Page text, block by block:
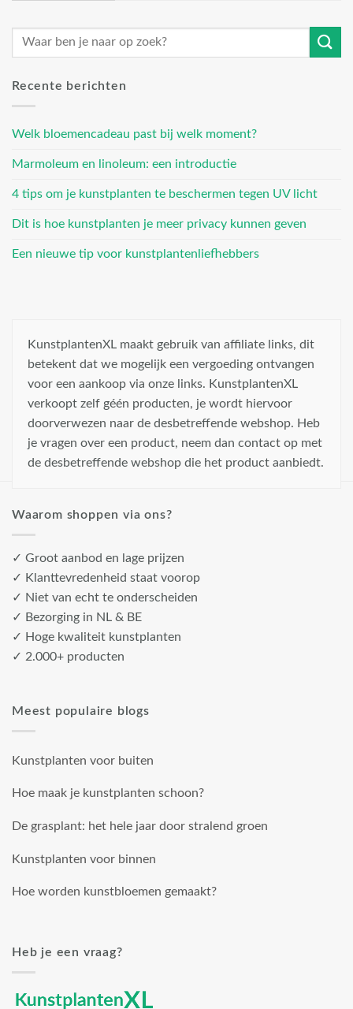
Recente berichten
Welk bloemencadeau past bij welk moment?
Marmoleum en linoleum: een introductie
4 tips om je kunstplanten te beschermen tegen UV licht
Dit is hoe kunstplanten je meer privacy kunnen geven
Een nieuwe tip voor kunstplantenliefhebbers
KunstplantenXL maakt gebruik van affiliate links, dit
betekent dat we mogelijk een vergoeding ontvangen
voor een aankoop via onze links. KunstplantenXL
verkoopt zelf géén producten, je wordt hiervoor
doorverwezen naar de desbetreffende webshop. Heb
je vragen over een product, neem dan contact op met
de desbetreffende webshop die het product aanbiedt.
Waarom shoppen via ons?
✓ Groot aanbod en lage prijzen
✓ Klanttevredenheid staat voorop
✓ Niet van echt te onderscheiden
✓ Bezorging in NL & BE
✓ Hoge kwaliteit kunstplanten
✓ 2.000+ producten
Meest populaire blogs
Kunstplanten voor buiten
Hoe maak je kunstplanten schoon?
De grasplant: het hele jaar door stralend groen
Kunstplanten voor binnen
Hoe worden kunstbloemen gemaakt?
Heb je een vraag?